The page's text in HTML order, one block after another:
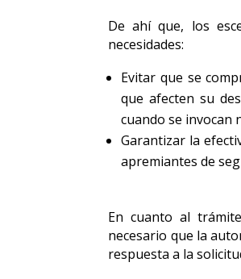
De ahí que, los
necesidades:
Evitar que se
que afecten su
cuando se invocan
Garantizar la
apremiantes de
En cuanto al
necesario que la
respuesta a la